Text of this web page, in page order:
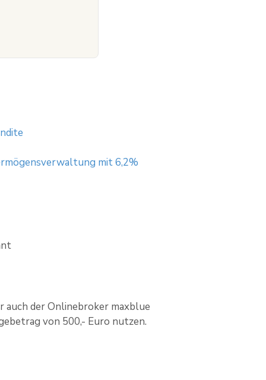
mit 6,2%
auch der Onlinebroker maxblue
von 500,- Euro nutzen.